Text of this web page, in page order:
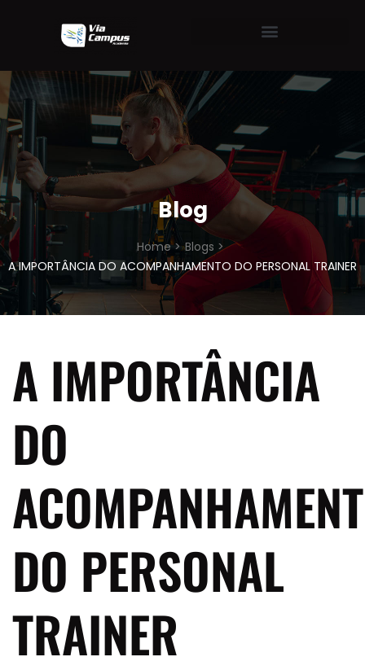
Blog
Home > Blogs >
A IMPORTÂNCIA DO ACOMPANHAMENTO DO PERSONAL TRAINER
A IMPORTÂNCIA
DO
DO PERSONAL
TRAINER